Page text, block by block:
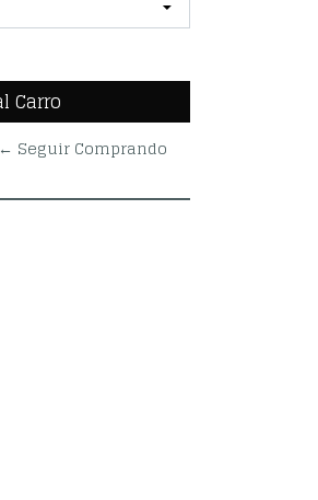
← Seguir Comprando